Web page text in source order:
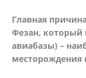
Главная
Фезан, который
авиабазы) –
месторождения